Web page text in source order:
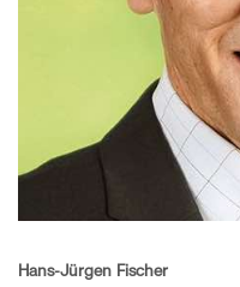
Hans-Jürgen Fischer